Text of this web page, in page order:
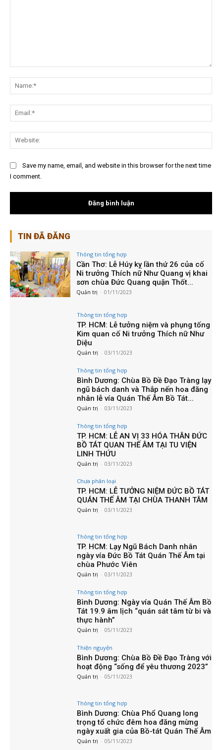
dung:
Save my name, email, and website in this browser for the next time
I comment.
TIN ĐÃ ĐĂNG
Thông tin tổng hợp
Cần Thơ: Lễ Húy kỵ lần thứ 26 của cố
Ni trưởng Thích nữ Như Quang vị khai
sơn chùa Đức Quang quận Thốt...
Quản trị - 01/11/2023
Thông tin tổng hợp
TP. HCM: Lễ tưởng niệm và phụng tống
Kim quan cố Ni trưởng Thích nữ Như
Diệu
Quản trị - 03/11/2023
Thông tin tổng hợp
Bình Dương: Chùa Bồ Đề Đạo Tràng lạy
ngũ bách danh và Thắp nến hoa đăng
nhân lễ vía Quán Thế Âm Bồ Tát...
Quản trị - 03/11/2023
Thông tin tổng hợp
TP. HCM: LỄ AN VỊ 33 HÓA THÂN ĐỨC
BỒ TÁT QUAN THẾ ÂM TẠI TU VIỆN
LINH THỨU
Quản trị - 03/11/2023
Chưa phân loại
TP. HCM: LỄ TƯỞNG NIỆM ĐỨC BỒ TÁT
QUÁN THẾ ÂM TẠI CHÙA THANH TÂM
Quản trị - 03/11/2023
Thông tin tổng hợp
TP. HCM: Lạy Ngũ Bách Danh nhân
ngày vía Đức Bồ Tát Quán Thế Âm tại
chùa Phước Viên
Quản trị - 03/11/2023
Thông tin tổng hợp
Bình Dương: Ngày vía Quán Thế Âm Bồ
Tát 19.9 âm lịch “quán sát tâm từ bi và
thực hành”
Quản trị - 05/11/2023
Thiện nguyện
Bình Dương: Chùa Bồ Đề Đạo Tràng với
hoạt động “sống để yêu thương 2023”
Quản trị - 05/11/2023
Thông tin tổng hợp
Bình Dương: Chùa Phổ Quang long
trọng tổ chức đêm hoa đăng mừng
ngày xuất gia của Bồ-tát Quán Thế Âm
Quản trị - 05/11/2023